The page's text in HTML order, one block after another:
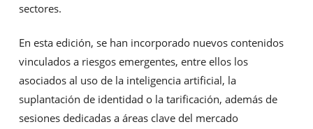
sectores.
En esta edición, se han incorporado nuevos contenidos
vinculados a riesgos emergentes, entre ellos los
asociados al uso de la inteligencia artificial, la
suplantación de identidad o la tarificación, además de
sesiones dedicadas a áreas clave del mercado